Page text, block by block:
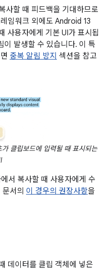
사할 때 피드백을 기대하므로
임워크 외에도 Android 13
사용자에게 기본 UI가 표시됩
이 발생할 수 있습니다. 이 특
중복 알림 방지 섹션을 참고
클립보드에 입력될 때 표시되는
서 복사할 때 사용자에게 수
서의 이 경우의 권장사항을
데이터를 클립 객체에 넣은